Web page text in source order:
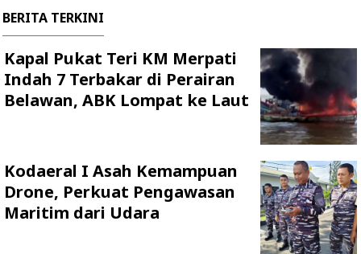
BERITA TERKINI
Kapal Pukat Teri KM Merpati
Indah 7 Terbakar di Perairan
Belawan, ABK Lompat ke Laut
Kodaeral I Asah Kemampuan
Drone, Perkuat Pengawasan
Maritim dari Udara